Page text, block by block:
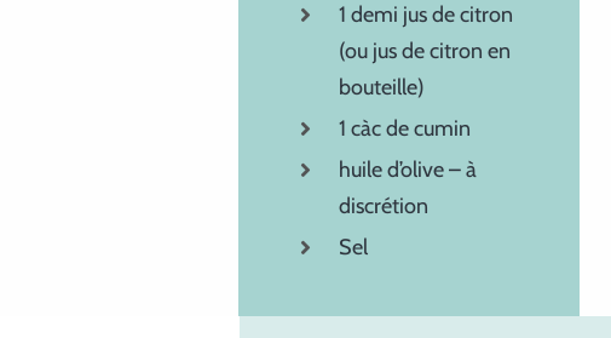
1 demi jus de citron
(ou jus de citron en
bouteille)
1 càc de cumin
huile d’olive – à
discrétion
Sel